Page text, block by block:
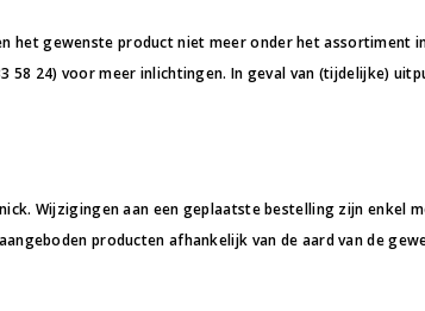
het gewenste product niet meer onder het assortiment
58 24) voor meer inlichtingen. In geval van (tijdelijke)
Wijzigingen aan een geplaatste bestelling zijn enkel
producten afhankelijk van de aard van de